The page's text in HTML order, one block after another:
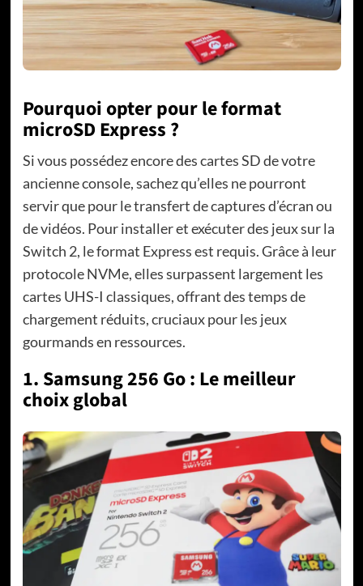
Pourquoi opter pour le format
microSD Express ?
Si vous possédez encore des cartes SD de votre
ancienne console, sachez qu’elles ne pourront
servir que pour le transfert de captures d’écran ou
de vidéos. Pour installer et exécuter des jeux sur la
Switch 2, le format Express est requis. Grâce à leur
protocole NVMe, elles surpassent largement les
cartes UHS-I classiques, offrant des temps de
chargement réduits, cruciaux pour les jeux
gourmands en ressources.
1. Samsung 256 Go : Le meilleur
choix global